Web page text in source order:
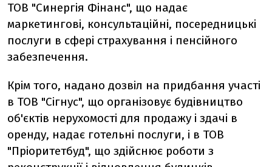
ТОВ "Синергія Фінанс", що надає
маркетингові, консультаційні, посередницькі
послуги в сфері страхування і пенсійного
забезпечення.
Крім того, надано дозвіл на придбання участі
в ТОВ "Сігнус", що організовує будівництво
об'єктів нерухомості для продажу і здачі в
оренду, надає готельні послуги, і в ТОВ
"Пріоритетбуд", що здійснює роботи з